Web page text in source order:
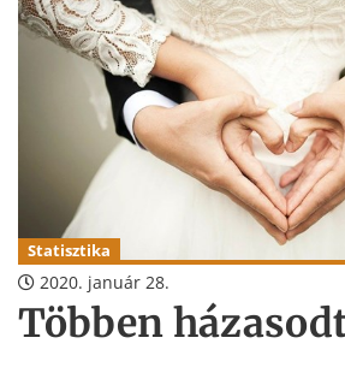
Statisztika
2020. január 28.
Többen